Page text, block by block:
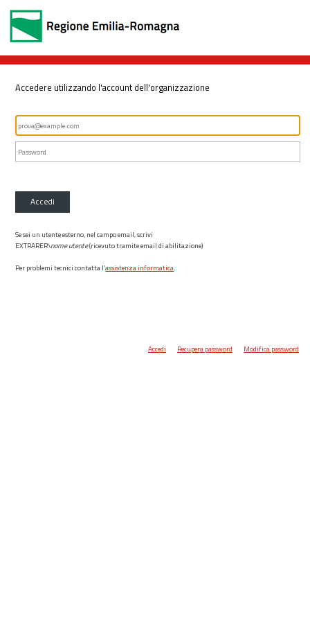
Accedere utilizzando l'account dell'organizzazione
Accedi
Se sei un utente esterno, nel campo email, scrivi
EXTRARER\nome utente(ricevuto tramite email di abilitazione)
Per problemi tecnici contatta l’assistenza informatica.
Accedi Recupera password Modifica password